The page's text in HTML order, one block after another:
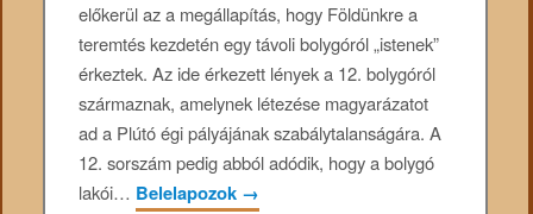
előkerül az a megállapítás, hogy Földünkre a
teremtés kezdetén egy távoli bolygóról „istenek”
érkeztek. Az ide érkezett lények a 12. bolygóról
származnak, amelynek létezése magyarázatot
ad a Plútó égi pályájának szabálytalanságára. A
12. sorszám pedig abból adódik, hogy a bolygó
lakói… Belelapozok →